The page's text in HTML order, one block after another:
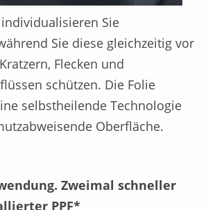
Sie
Sie diese gleichzeitig vor
Flecken und
schützen. Die Folie
selbstheilende Technologie
Oberfläche.
Zweimal schneller
PPF*